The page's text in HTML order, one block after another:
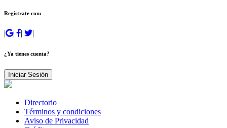
Regístrate con:
| | | |
¿Ya tienes cuenta?
Iniciar Sesión
Directorio
Términos y condiciones
Aviso de Privacidad